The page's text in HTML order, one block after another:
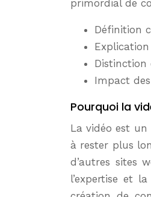
primordial de
Définition
Distinction
Impact
Pourquoi la
La vidéo est
à rester plus
d’autres sites
l’expertise et